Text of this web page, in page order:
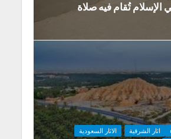
تُقام فيه صلاة
اثار الشرقية
الاثار السعودية